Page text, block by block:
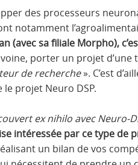
des processeurs
notamment
(avec sa filiale Morpho),
porter un projet d’une
de recherche». C’est
projet Neuro DSP.
ex nihilo avec Neuro-
intéressée par ce type de
un bilan de vos